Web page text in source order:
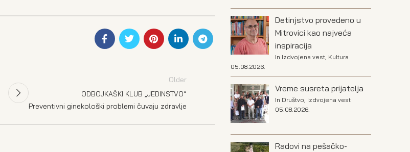
Older
ODBOJKAŠKI KLUB „JEDINSTVO“
Preventivni ginekološki problemi čuvaju zdravlje
Detinjstvo provedeno u
Mitrovici kao najveća
inspiracija
In Izdvojena vest, Kultura
05.08.2026.
Vreme susreta prijatelja
In Društvo Izdvojena vest
05.08.2026.
Radovi na pešačko-